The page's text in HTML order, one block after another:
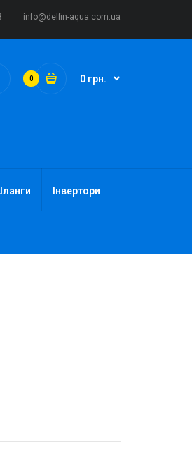
info@delfin-aqua.com.ua
0 0 грн.
Інвертори